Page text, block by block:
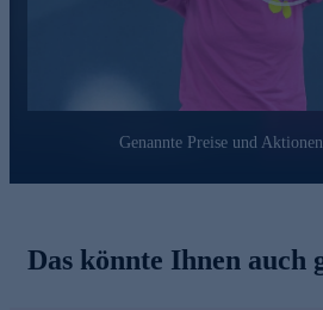
Genannte Preise und
Das könnte Ihnen auch